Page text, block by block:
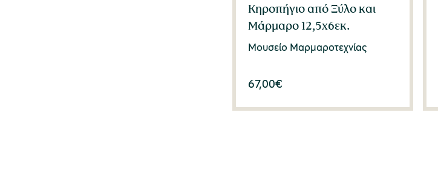
Κηροπήγιο από Ξύλο και
Μάρμαρο 12,5x6εκ.
Μουσείο Μαρμαροτεχνίας
67,00€